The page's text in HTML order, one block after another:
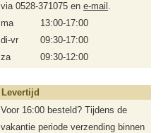
via 0528-371075 en e-mail .
ma
13:00-17:00
di-vr
09:30-17:00
za
09:30-12:00
Levertijd
Voor 16:00 besteld? Tijdens de
vakantie periode verzending binnen